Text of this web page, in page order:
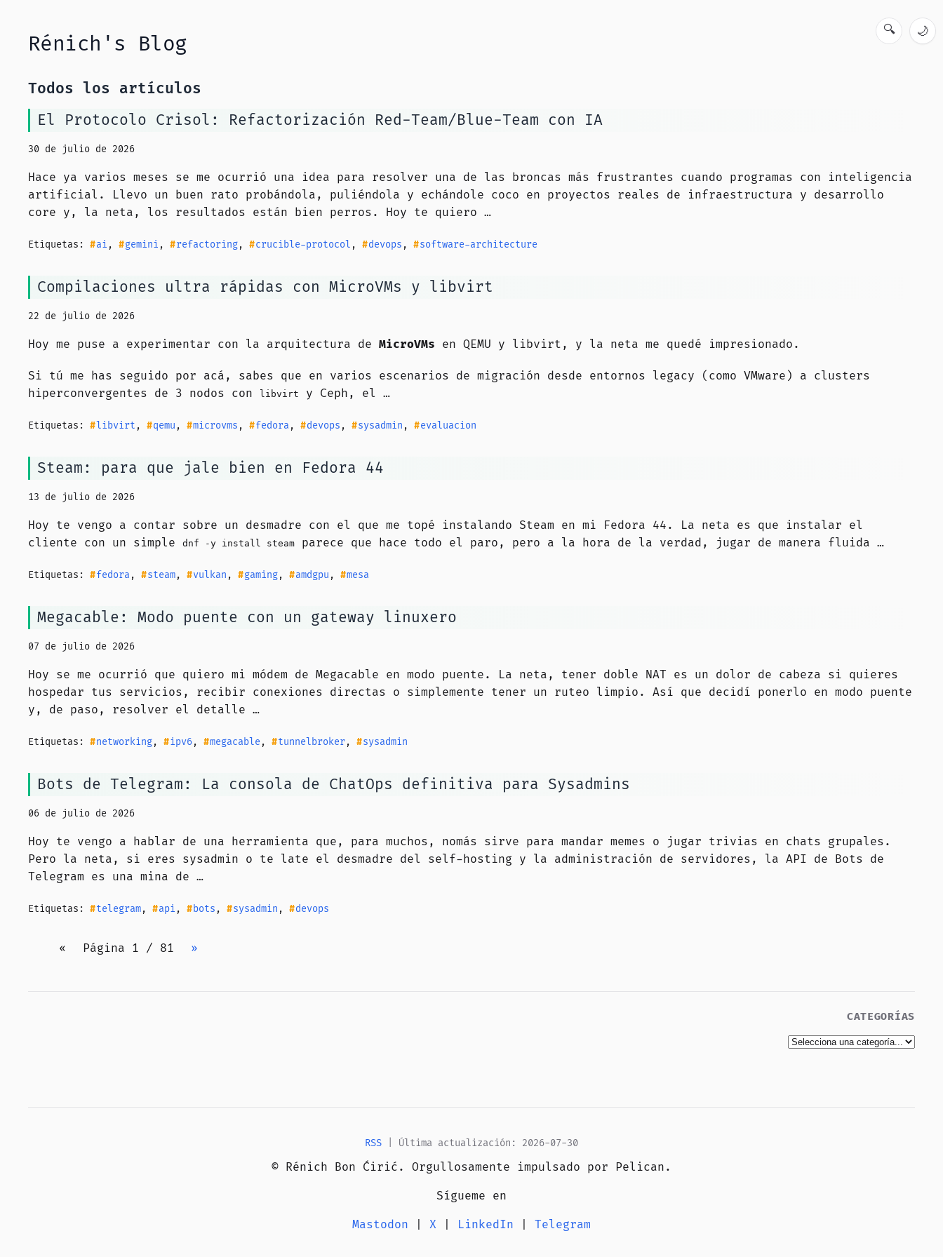
Rénich's Blog
🔍 🌙
Todos los artículos
El Protocolo Crisol: Refactorización Red-Team/Blue-Team con IA
30 de julio de 2026
Hace ya varios meses se me ocurrió una idea para resolver una de las broncas más frustrantes cuando programas con inteligencia
artificial. Llevo un buen rato probándola, puliéndola y echándole coco en proyectos reales de infraestructura y desarrollo
core y, la neta, los resultados están bien perros. Hoy te quiero …
Etiquetas: ai , gemini , refactoring, crucible-protocol , devops , software-architecture
Compilaciones ultra rápidas con MicroVMs y libvirt
22 de julio de 2026
Hoy me puse a experimentar con la arquitectura de MicroVMs en QEMU y libvirt, y la neta me quedé impresionado.
Si tú me has seguido por acá, sabes que en varios escenarios de migración desde entornos legacy (como VMware) a clusters
hiperconvergentes de 3 nodos con
libvirt y Ceph, el …
Etiquetas: libvirt , qemu , microvms , fedora , devops , sysadmin , evaluacion
Steam: para que jale bien en Fedora 44
13 de julio de 2026
Hoy te vengo a contar sobre un desmadre con el que me topé instalando Steam en mi Fedora 44. La neta es que instalar el
cliente con un simple
dnf -y install steam parece que hace todo el paro, pero a la hora de la verdad, jugar de manera fluida …
Etiquetas: fedora , steam, vulkan , gaming, amdgpu , mesa
Megacable: Modo puente con un gateway linuxero
07 de julio de 2026
Hoy se me ocurrió que quiero mi módem de Megacable en modo puente. La neta, tener doble NAT es un dolor de cabeza si quieres
hospedar tus servicios, recibir conexiones directas o simplemente tener un ruteo limpio. Así que decidí ponerlo en modo puente
y, de paso, resolver el detalle …
Etiquetas: networking, ipv6, megacable, tunnelbroker, sysadmin
Bots de Telegram: La consola de ChatOps definitiva para Sysadmins
06 de julio de 2026
Hoy te vengo a hablar de una herramienta que, para muchos, nomás sirve para mandar memes o jugar trivias en chats grupales.
Pero la neta, si eres sysadmin o te late el desmadre del self-hosting y la administración de servidores, la API de Bots de
Telegram es una mina de …
Etiquetas: telegram, api , bots , sysadmin , devops
« Página 1 / 81 »
CATEGORÍAS
RSS | Última actualización: 2026-07-30
© Rénich Bon Ćirić. Orgullosamente impulsado por Pelican .
Sígueme en
Mastodon X LinkedIn Telegram